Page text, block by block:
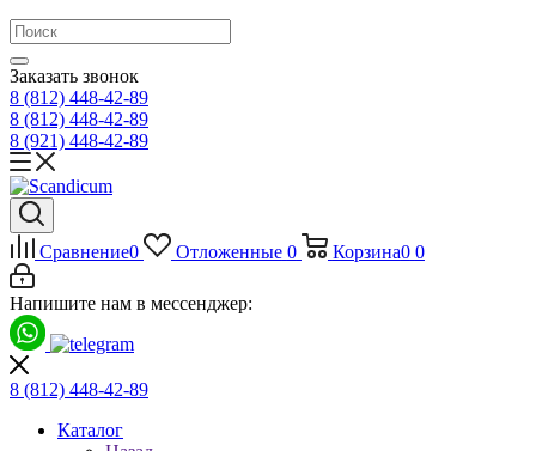
Заказать звонок
8 (812) 448-42-89
8 (812) 448-42-89
8 (921) 448-42-89
Сравнение0 Отложенные 0 Корзина0 0
Напишите нам в мессенджер:
8 (812) 448-42-89
Каталог